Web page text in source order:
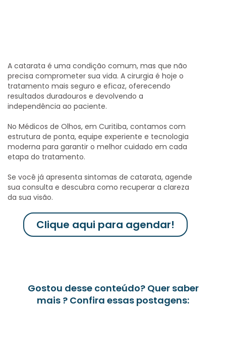
A catarata é uma condição comum, mas que não
precisa comprometer sua vida. A cirurgia é hoje o
tratamento mais seguro e eficaz, oferecendo
resultados duradouros e devolvendo a
independência ao paciente.
No Médicos de Olhos, em Curitiba, contamos com
estrutura de ponta, equipe experiente e tecnologia
moderna para garantir o melhor cuidado em cada
etapa do tratamento.
Se você já apresenta sintomas de catarata, agende
sua consulta e descubra como recuperar a clareza
da sua visão.
Clique aqui para agendar!
Gostou desse conteúdo? Quer saber
mais ? Confira essas postagens: